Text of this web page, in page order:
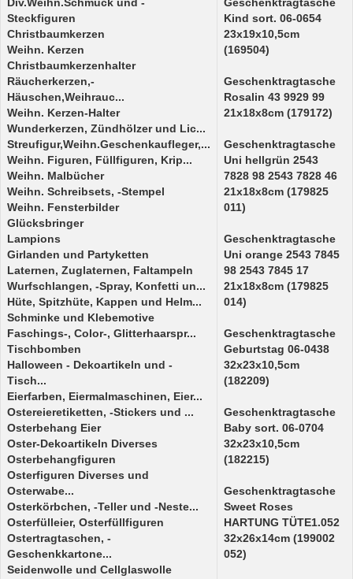
Steckfiguren
Christbaumkerzen
Weihn. Kerzen
Christbaumkerzenhalter
Räucherkerzen,-
Häuschen,Weihrauc...
Weihn. Kerzen-Halter
Wunderkerzen, Zündhölzer und Lic...
Streufigur,Weihn.Geschenkaufleger,...
Weihn. Figuren, Füllfiguren, Krip...
Weihn. Malbücher
Weihn. Schreibsets, -Stempel
Weihn. Fensterbilder
Glücksbringer
Lampions
Girlanden und Partyketten
Laternen, Zuglaternen, Faltampeln
Wurfschlangen, -Spray, Konfetti un...
Hüte, Spitzhüte, Kappen und Helm...
Schminke und Klebemotive
Faschings-, Color-, Glitterhaarspr...
Tischbomben
Halloween - Dekoartikeln und -
Tisch...
Eierfarben, Eiermalmaschinen, Eier...
Ostereieretiketten, -Stickers und ...
Osterbehang Eier
Oster-Dekoartikeln Diverses
Osterbehangfiguren
Osterfiguren Diverses und
Osterwabe...
Osterkörbchen, -Teller und -Neste...
Osterfülleier, Osterfüllfiguren
Ostertragtaschen, -
Geschenkkartone...
Seidenwolle und Cellglaswolle
Kind sort. 06-0654
23x19x10,5cm
(169504)
Geschenktragtasche
Rosalin 43 9929 99
21x18x8cm (179172)
Geschenktragtasche
Uni hellgrün 2543
7828 98 2543 7828 46
21x18x8cm (179825
011)
Geschenktragtasche
Uni orange 2543 7845
98 2543 7845 17
21x18x8cm (179825
014)
Geschenktragtasche
Geburtstag 06-0438
32x23x10,5cm
(182209)
Geschenktragtasche
Baby sort. 06-0704
32x23x10,5cm
(182215)
Geschenktragtasche
Sweet Roses
HARTUNG TÜTE1.052
32x26x14cm (199002
052)